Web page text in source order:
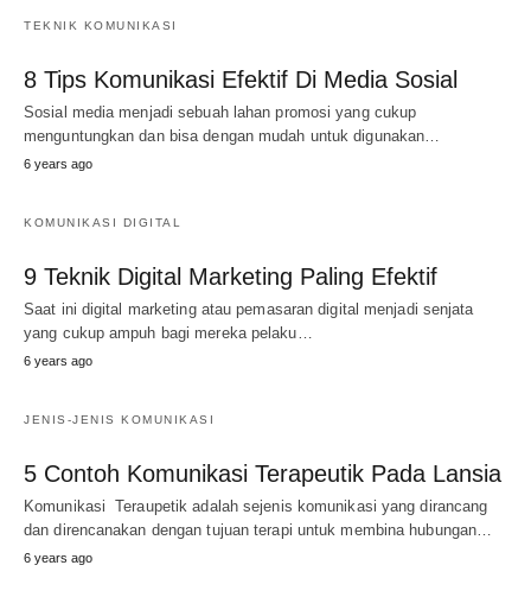
TEKNIK KOMUNIKASI
8 Tips Komunikasi Efektif Di Media Sosial
Sosial media menjadi sebuah lahan promosi yang cukup
menguntungkan dan bisa dengan mudah untuk digunakan…
6 years ago
KOMUNIKASI DIGITAL
9 Teknik Digital Marketing Paling Efektif
Saat ini digital marketing atau pemasaran digital menjadi senjata
yang cukup ampuh bagi mereka pelaku…
6 years ago
JENIS-JENIS KOMUNIKASI
5 Contoh Komunikasi Terapeutik Pada Lansia
Komunikasi Teraupetik adalah sejenis komunikasi yang dirancang
dan direncanakan dengan tujuan terapi untuk membina hubungan…
6 years ago